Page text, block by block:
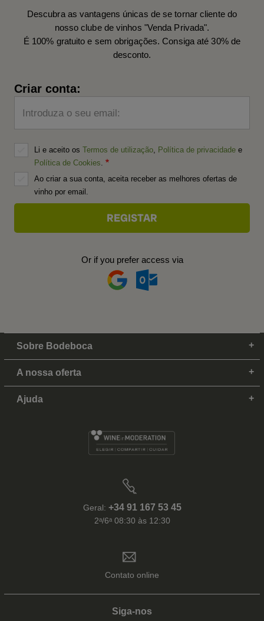
Descubra as vantagens únicas de se tornar cliente do
nosso clube de vinhos "Venda Privada".
É 100% gratuito e sem obrigações. Consiga até 30% de
desconto.
Criar conta:
Introduza o seu email:
Li e aceito os Termos de utilização Política de privacidade e
Política de Cookies
Ao criar a sua conta, aceita receber as melhores ofertas de
vinho por email.
Or if you prefer access via
Sobre Bodeboca
A nossa oferta
Ajuda
Geral: +34 91 167 53 45
2ᵃ/6ᵃ 08:30 às 12:30
Contato online
Siga-nos